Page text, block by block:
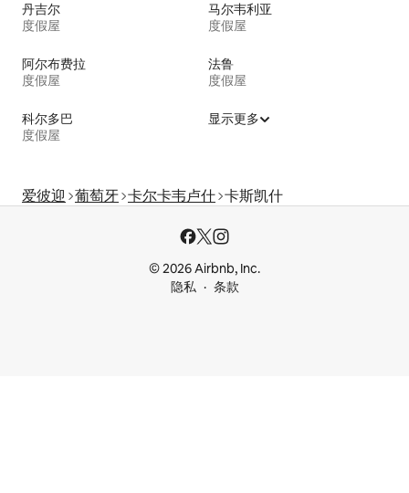
丹吉尔
度假屋
马尔韦利亚
度假屋
阿尔布费拉
度假屋
法鲁
度假屋
科尔多巴
度假屋
显示更多
爱彼迎 葡萄牙 卡尔卡韦卢什 卡斯凯什
© 2026 Airbnb, Inc.
隐私
条款